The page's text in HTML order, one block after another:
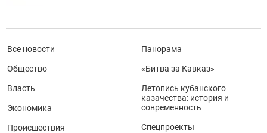
Все новости
Общество
Власть
Экономика
Происшествия
Панорама
«Битва за Кавказ»
Летопись кубанского
казачества: история и
современность
Спецпроекты